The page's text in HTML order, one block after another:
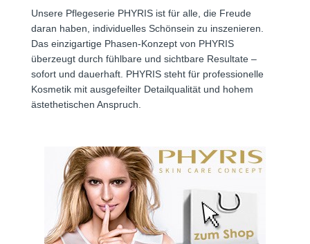
Unsere Pflegeserie PHYRIS ist für alle, die Freude
daran haben, individuelles Schönsein zu inszenieren.
Das einzigartige Phasen-Konzept von PHYRIS
überzeugt durch fühlbare und sichtbare Resultate –
sofort und dauerhaft. PHYRIS steht für professionelle
Kosmetik mit ausgefeilter Detailqualität und hohem
ästethetischen Anspruch.